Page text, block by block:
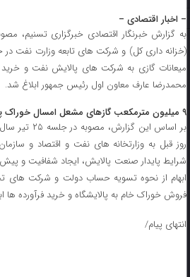
– اخبار اقتصادی –
به گزارش خبرنگار اقتصادی خبرگزاری تسنیم،
(خزانه داری کل) و شرکت های تابعه وزارت
میعانات گازی به شرکت های پالایش نفت و خرید
محمدرضا عارف معاون اول رئیس جمهور ابلاغ شد.
۹ میلیون مترمکعب گازهای مشعل امسال خوراک پتروشیمی می شود
بر اساس این
روز قبل به وزارتخانه های نفت و اقتصاد و
شرایط پایدار صنعت پالایش، ایجاد شفافیت و پیش
ابهام از نحوه تسویه حساب دولت و شرکت های
فروش خوراک خام به پالایشگاه و خرید فرآورده ها
انتهای پیام/